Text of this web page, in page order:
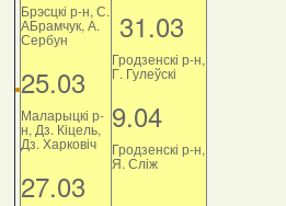
Брэсцкі р-н, С.
АБрамчук, А.
Сербун
25.03
Маларыцкі р-
н, Дз. Кіцель,
Дз. Харковіч
27.03
31.03
Гродзенскі р-н,
Г. Гулеўскі
9.04
Гродзенскі р-н,
Я. Сліж